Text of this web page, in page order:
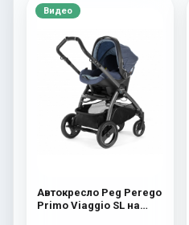
Видео
Автокресло Peg Perego
Primo Viaggio SL на